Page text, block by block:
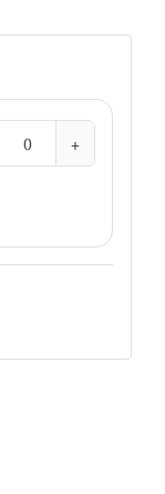
Quantité